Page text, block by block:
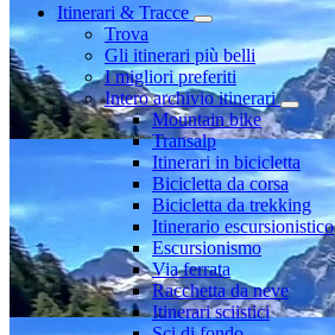
Itinerari & Tracce
Trova
Gli itinerari più belli
I migliori preferiti
Intero archivio itinerari
Mountain bike
Transalp
Itinerari in bicicletta
Bicicletta da corsa
Bicicletta da trekking
Itinerario escursionistico
Escursionismo
Via ferrata
Racchetta da neve
Itinerari sciistici